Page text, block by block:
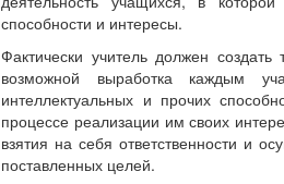
способности и интересы.
Фактически учитель должен создать
возможной выработка каждым
интеллектуальных и прочих
процессе реализации им своих
взятия на себя ответственности и
поставленных целей.